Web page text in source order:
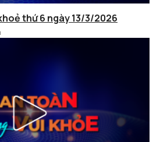
thứ 6 ngày 13/3/2026